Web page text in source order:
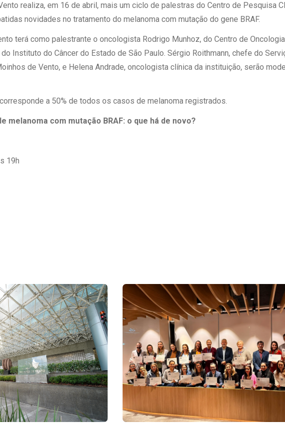
Gestão
Quem Somos
Responsabilidade Ambiental
Responsabilidade Social
Serviço Social
Saúde Digital Moinhos
realiza, em 16 de abril, mais um ciclo de palestras do Centro de Pesquisa
novidades no tratamento do melanoma com mutação do gene BRAF.
terá como palestrante o oncologista Rodrigo Munhoz, do Centro de
Instituto do Câncer do Estado de São Paulo. Sérgio Roithmann, chefe do
de Vento, e Helena Andrade, oncologista clínica da instituição, serão
a 50% de todos os casos de melanoma registrados.
melanoma com mutação BRAF: o que há de novo?
19h